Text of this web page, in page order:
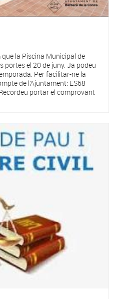
la Piscina Municipal de
portes el 20 de juny. Ja podeu
Per facilitar-ne la
de l’Ajuntament: ES68
portar el comprovant